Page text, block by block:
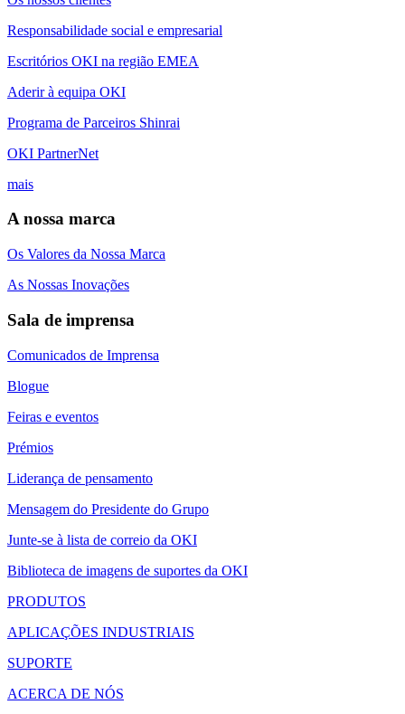
Responsabilidade social e empresarial
Escritórios OKI na região EMEA
Aderir à equipa OKI
Programa de Parceiros Shinrai
OKI PartnerNet
mais
A nossa marca
Os Valores da Nossa Marca
As Nossas Inovações
Sala de imprensa
Comunicados de Imprensa
Blogue
Feiras e eventos
Prémios
Liderança de pensamento
Mensagem do Presidente do Grupo
Junte-se à lista de correio da OKI
Biblioteca de imagens de suportes da OKI
PRODUTOS
APLICAÇÕES INDUSTRIAIS
SUPORTE
ACERCA DE NÓS